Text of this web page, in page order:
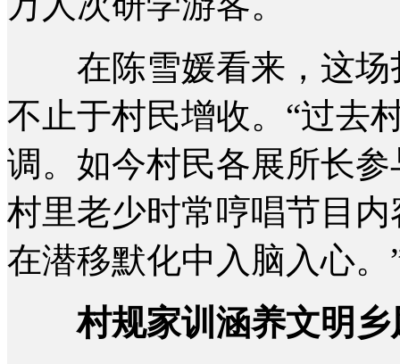
在陈雪媛看来，这场
不止于村民增收。“过去
调。如今村民各展所长
村里老少时常哼唱节目
在潜移默化中入脑入心。
村规家训涵养文明乡